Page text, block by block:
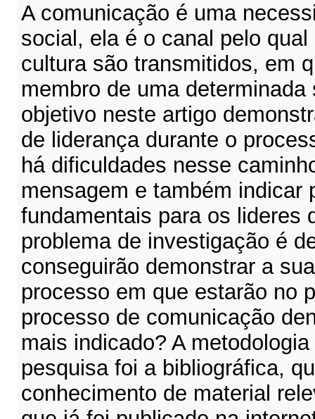
A comunicação é uma
social, ela é o canal pelo
cultura são transmitidos, em
membro de uma
objetivo neste artigo
de liderança durante o
há dificuldades nesse
mensagem e também indicar
fundamentais para os lideres
problema de investigação é
conseguirão demonstrar a
processo em que estarão no
processo de comunicação
mais indicado? A
pesquisa foi a bibliográfica,
conhecimento de material